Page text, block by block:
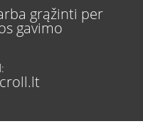
grąžinti per
gavimo